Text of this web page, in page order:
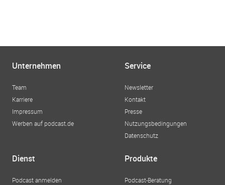
Unternehmen
Team
Karriere
Impressum
Werben auf podcast.de
Service
Newsletter
Kontakt
Presse
Nutzungsbedingungen
Datenschutz
Dienst
Podcast anmelden
Produkte
Podcast-Beratung